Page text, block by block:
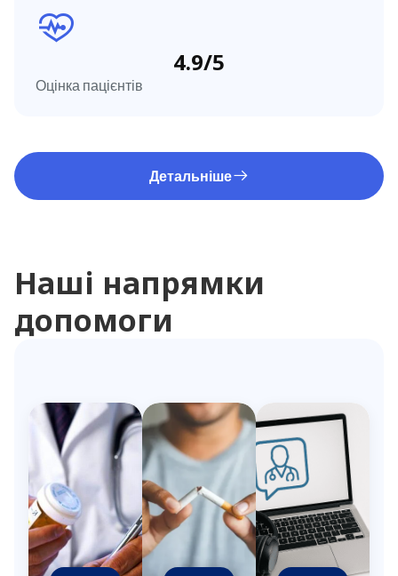
Оцінка пацієнтів
4.9/5
Детальніше
Наші напрямки
допомоги